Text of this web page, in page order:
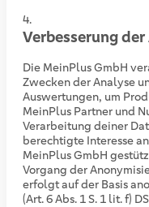
Verbesserung
Die MeinPlus GmbH
Zwecken der Analyse
Auswertungen, um
MeinPlus Partner und
Verarbeitung deiner
berechtigte Interesse
MeinPlus GmbH
Vorgang der
erfolgt auf der Basis
(Art. 6 Abs. 1 S. 1 lit. f)